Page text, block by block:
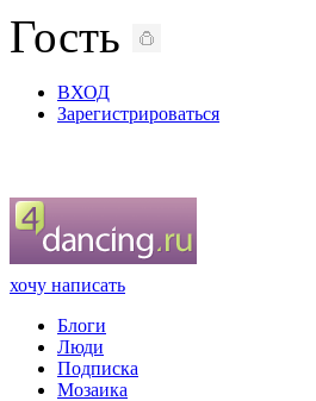
Гость
ВХОД
Зарегистрироваться
хочу написать
Блоги
Люди
Подписка
Мозаика